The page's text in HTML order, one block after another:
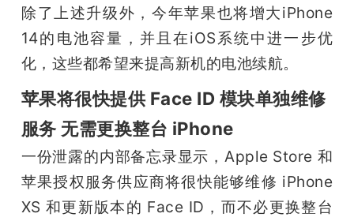
除了上述升级外，今年苹果也将增大iPhone
14的电池容量，并且在iOS系统中进一步优
化，这些都希望来提高新机的电池续航。
苹果将很快提供 Face ID 模块单独维修
服务 无需更换整台 iPhone
一份泄露的内部备忘录显示，Apple Store 和
苹果授权服务供应商将很快能够维修 iPhone
XS 和更新版本的 Face ID，而不必更换整台